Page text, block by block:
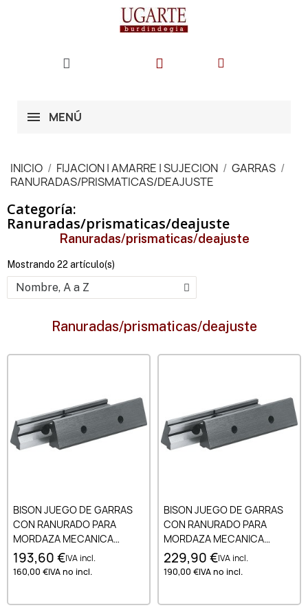
MENÚ
INICIO FIJACION | AMARRE | SUJECION
GARRAS
RANURADAS/PRISMATICAS/DEAJUSTE
Categoría:
Ranuradas/prismaticas/deajuste
Ranuradas/prismaticas/deajuste
Mostrando 22 artículo(s)
Ranuradas/prismaticas/deajuste
BISON JUEGO DE GARRAS
CON RANURADO PARA
MORDAZA MECANICA
MODULAR DE ALTA
PRECISION TIPO 6620 125
193,60 €IVA incl.
160,00 €IVA no incl.
BISON JUEGO DE GARRAS
CON RANURADO PARA
MORDAZA MECANICA
MODULAR DE ALTA
PRECISION TIPO 6620 150
229,90 €IVA incl.
190,00 €IVA no incl.